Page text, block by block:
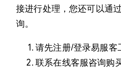
接进行处理，您还可以通
询。
请先注册/登录易服客
联系在线客服咨询购